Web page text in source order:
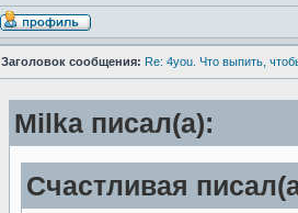
Заголовок сообщения: Re: 4you. Что выпить,
Milka писал(а):
Счастливая